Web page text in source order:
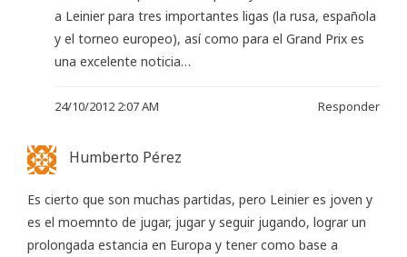
a Leinier para tres importantes ligas (la rusa, española
y el torneo europeo), así como para el Grand Prix es
una excelente noticia…
24/10/2012 2:07 AM Responder
Humberto Pérez
Es cierto que son muchas partidas, pero Leinier es joven y
es el moemnto de jugar, jugar y seguir jugando, lograr un
prolongada estancia en Europa y tener como base a